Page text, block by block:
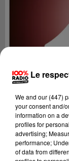
Le
We and our (447)
your consent and/
information on a
profiles for
advertising;
performance;
of data from